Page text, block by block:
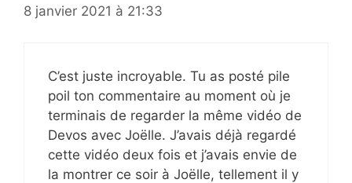
8 janvier 2021 à 21:33
C’est juste incroyable. Tu as posté pile
poil ton commentaire au moment où je
terminais de regarder la même vidéo de
Devos avec Joëlle. J’avais déjà regardé
cette vidéo deux fois et j’avais envie de
la montrer ce soir à Joëlle, tellement il y